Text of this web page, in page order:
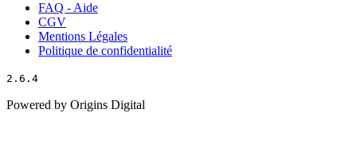
FAQ - Aide
CGV
Mentions Légales
Politique de confidentialité
2.6.4
Powered by Origins Digital